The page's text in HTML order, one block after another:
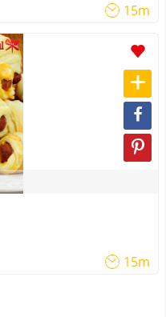
15m
15m